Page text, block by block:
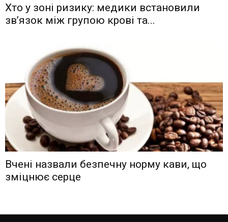
Хто у зоні ризику: медики встановили
зв’язок між групою крові та...
Вчені назвали безпечну норму кави, що
зміцнює серце